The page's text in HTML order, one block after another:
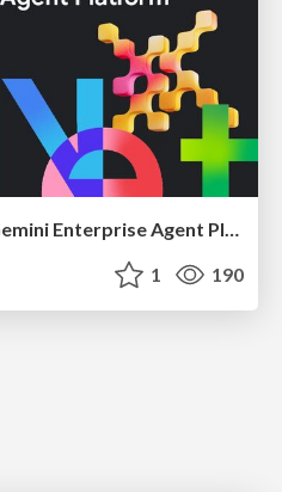
AI ネイティブな組織に Gemini Enterprise Agent Platform がなぜ必要なのか
1 190